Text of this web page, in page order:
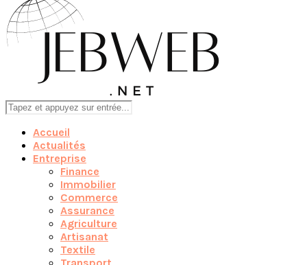
Accueil
Actualités
Entreprise
Finance
Immobilier
Commerce
Assurance
Agriculture
Artisanat
Textile
Transport